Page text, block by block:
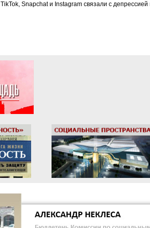
TikTok, Snapchat и Instagram связали с